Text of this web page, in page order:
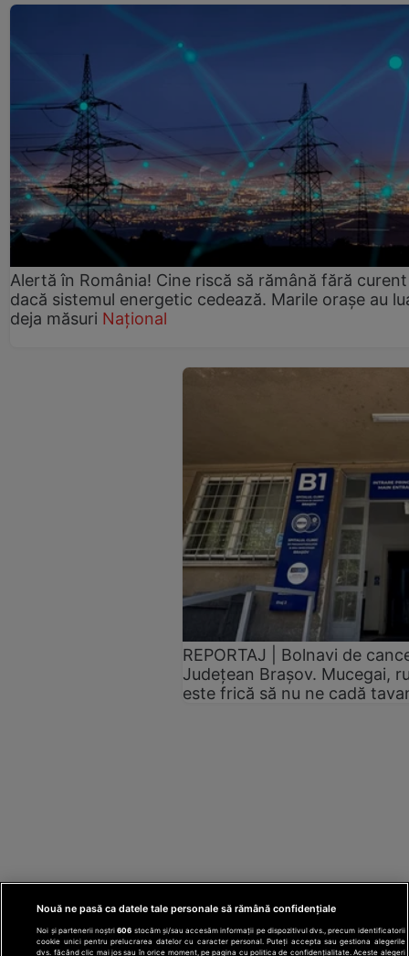
Alertă în România! Cine riscă să rămână fără curent
dacă sistemul energetic cedează. Marile orașe au
deja măsuri Național
REPORTAJ | Bolnavi de
Județean Brașov. Mucegai,
este frică să nu ne cadă
Nouă ne pasă ca datele tale personale să rămână confidențiale
Noi și partenerii noștri606 stocăm și/sau accesăm informații pe dispozitivul dvs., precum identificatorii
cookie unici pentru prelucrarea datelor cu caracter personal. Puteți accepta sau gestiona alegerile
dvs. făcând clic mai jos sau în orice moment, pe pagina cu politica de confidențialitate. Aceste alegeri